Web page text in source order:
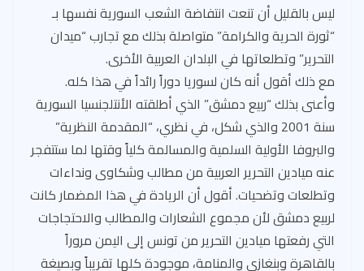
ليس بالقليل أن تنعت انتفاضة الشعب السورية نفسها بـ
“ثورة الحرية والكرامة” متواصلة بذلك مع تجارب “ميدان
التحرير” وتطلعاتها في البلدان العربية الأخرى.
مع ذلك أقول أنه كان لسوريا دوراً رائداً في هذا كله.
وأعنى بذلك “ربيع دمشق” الذي أطلقته الأنتلجنسيا السورية
سنة 2001 والذي شكل، في نظري، “المقدمة النظرية”
والبروفا الأولية السلمية والمسالمة كلياً وقتها لما ستتفجر
عنه ميادين التحرير العربية من مطالب وشكاوى ونداءات
وتطلعات وتضحيات. أقول أن الريادة في هذا المضمار كانت
لربيع دمشق لأن مجموع الشعارات والمطالب والاحتجاجات
التي رفعتها ميادين التحرير من تونس إلى اليمن مروراً
بالقاهرة وبنغازي والمنامة، موجودة كلها تقريباً وبصيغة